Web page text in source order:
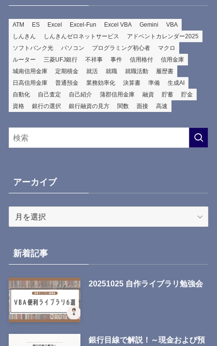
ATM ES Excel Excel-Fun Excel VBA Gemini
VBA
しんきん
しんきんゼロネットサービス
アドベントカレンダー2025
ソフトバンク光
パソコン プログラミング初心者
マクロ
ルーター
三菱UFJ銀行 不祥事 事件 信用格付
信用金庫
城南信用金庫
定期積金 就活 就職 就職活動
履歴書
日高信用金庫
普通預金 業務効率化 決算書 準備
生成AI
自動化
自己査定 自己紹介 蒲郡信用金庫 融資 貯蓄
貯金
資格
銀行の選択 銀行融資の見方 関数 面接 高速
アーカイブ
イ
ブ
新着記事
20251025 自作ライブラリ勉強会
銀行目線で解説！～現金および預